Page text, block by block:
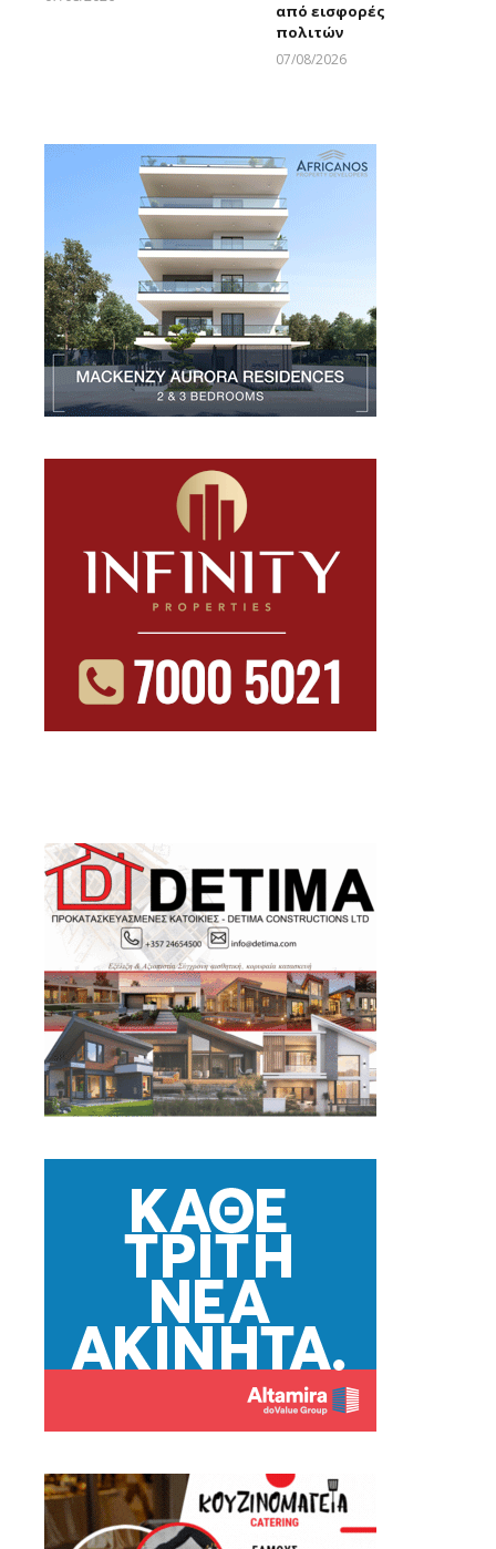
από εισφορές
πολιτών
07/08/2026